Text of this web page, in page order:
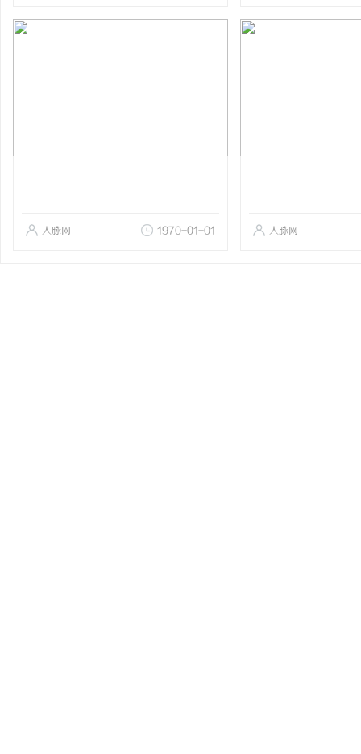
人脉网 1970-01-01 人脉网